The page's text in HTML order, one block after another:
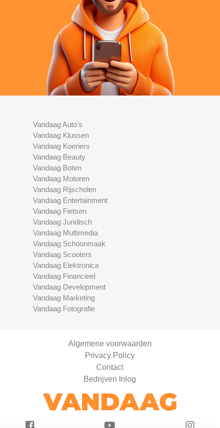
Vandaag Auto's
Vandaag Klussen
Vandaag Koeriers
Vandaag Beauty
Vandaag Boten
Vandaag Motoren
Vandaag Rijscholen
Vandaag Entertainment
Vandaag Fietsen
Vandaag Juridisch
Vandaag Multimedia
Vandaag Schoonmaak
Vandaag Scooters
Vandaag Elektronica
Vandaag Financieel
Vandaag Development
Vandaag Marketing
Vandaag Fotografie
Algemene voorwaarden
Privacy Policy
Contact
Bedrijven Inlog